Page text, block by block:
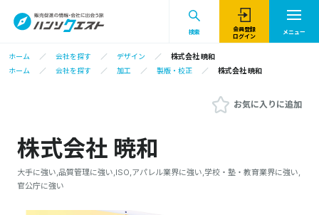
検索
会員登録
ログイン
メニュー
ホーム 会社を探す デザイン
株式会社 暁和
ホーム
会社を探す 加工 製版・校正 株式会社 暁和
お気に入りに追加
株式会社 暁和
大手に強い,品質管理に強い,ISO,アパレル業界に強い,学校・塾・教育業界に強い,
官公庁に強い